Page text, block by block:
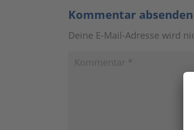
Kommentar absenden
Deine E-Mail-Adresse wird